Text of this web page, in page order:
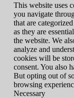
This website uses
you navigate
that are
as they are
the website. We
analyze and
cookies will be
consent. You also
But opting out of
browsing
Necessary